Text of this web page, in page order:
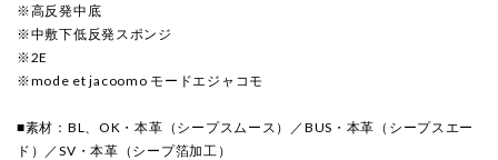
※高反発中底
※中敷下低反発スポンジ
※2E
※mode et jacoomo モードエジャコモ
■素材：BL、OK・本革（シープスムース）／BUS・本革（シープスエー
ド）／SV・本革（シープ箔加工）